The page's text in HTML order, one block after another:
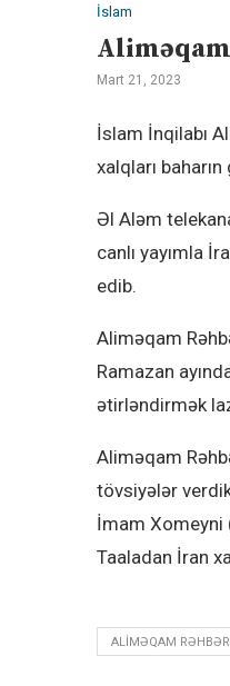
İslam
Mart 21, 2023
İslam İnqilabı
xalqları
Əl Aləm
canlı yayımla
edib.
Aliməqam
Ramazan
ətirləndirmək
Aliməqam
tövsiyələr
İmam Xomeyni
Taaladan İran
ALIMƏQAM RƏHBƏR